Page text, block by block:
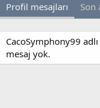
Profil mesajları Son
CacoSymphony99
mesaj yok.